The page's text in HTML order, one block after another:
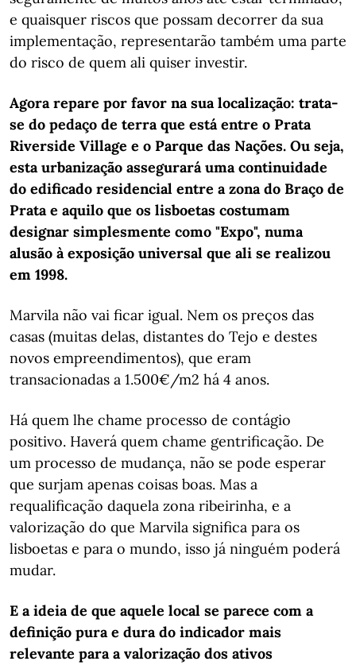
e quaisquer riscos que possam decorrer da sua
implementação, representarão também uma parte
do risco de quem ali quiser investir.
Agora repare por favor na sua localização: trata-
se do pedaço de terra que está entre o Prata
Riverside Village e o Parque das Nações. Ou seja,
esta urbanização assegurará uma continuidade
do edificado residencial entre a zona do Braço de
Prata e aquilo que os lisboetas costumam
designar simplesmente como "Expo", numa
alusão à exposição universal que ali se realizou
em 1998.
Marvila não vai ficar igual. Nem os preços das
casas (muitas delas, distantes do Tejo e destes
novos empreendimentos), que eram
transacionadas a 1.500€/m2 há 4 anos.
Há quem lhe chame processo de contágio
positivo. Haverá quem chame gentrificação. De
um processo de mudança, não se pode esperar
que surjam apenas coisas boas. Mas a
requalificação daquela zona ribeirinha, e a
valorização do que Marvila significa para os
lisboetas e para o mundo, isso já ninguém poderá
mudar.
E a ideia de que aquele local se parece com a
definição pura e dura do indicador mais
relevante para a valorização dos ativos